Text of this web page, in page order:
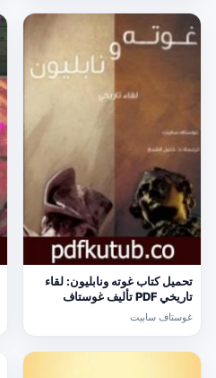
تحميل كتاب غوته ونابليون: لقاء
تاريخي PDF تأليف غوستاف
سابيت مجانا [كامل]
غوستاف سابيت